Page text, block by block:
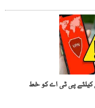
کیلئے پی ٹی اے کو خط